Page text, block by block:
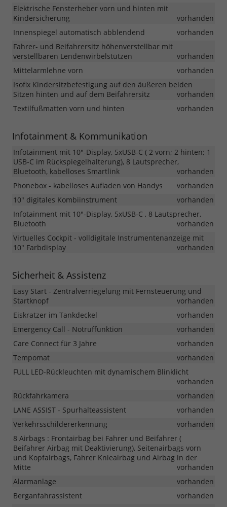
Elektrische Fensterheber vorn und hinten mit
Kindersicherung
vorhanden
Innenspiegel automatisch abblendend
vorhanden
Fahrer- und Beifahrersitz höhenverstellbar mit
verstellbaren Lendenwirbelstützen
vorhanden
Mittelarmlehne vorn
vorhanden
Isofix Kindersitzbefestigung auf den äußeren beiden
Sitzen hinten und auf dem Beifahrersitz
vorhanden
Textilfußmatten vorn und hinten
vorhanden
Infotainment & Kommunikation
Infotainment mit 10"-Display, 5xUSB-C ( 2 vorn; 2 hinten; 1
USB-C im Rückspiegelhalterung), 8 Lautsprecher,
Bluetooth, kabelloses Smartlink
vorhanden
Phonebox - kabelloses Aufladen von Handys
vorhanden
10" digitales Kombiinstrument
vorhanden
Infotainment mit 10"-Display, 5xUSB-C , 8 Lautsprecher,
Bluetooth
vorhanden
Virtuelles Cockpit - volldigitale Instrumentenanzeige mit
10" Farbdisplay
vorhanden
Sicherheit & Assistenz
Easy Start - Zentralverriegelung mit Fernsteuerung und
Startknopf
vorhanden
Eiskratzer im Tankdeckel
vorhanden
Emergency Call - Notruffunktion
vorhanden
Care Connect für 3 Jahre
vorhanden
Tempomat
vorhanden
FULL LED-Rückleuchten mit dynamischem Blinklicht
vorhanden
Rückfahrkamera
vorhanden
LANE ASSIST - Spurhalteassistent
vorhanden
Verkehrsschildererkennung
vorhanden
8 Airbags : Frontairbag bei Fahrer und Beifahrer (
Beifahrer Airbag mit Deaktivierung), Seitenairbags vorn
und Kopfairbags, Fahrer Knieairbag und Airbag in der
Mitte
vorhanden
Alarmanlage
vorhanden
Berganfahrassistent
vorhanden